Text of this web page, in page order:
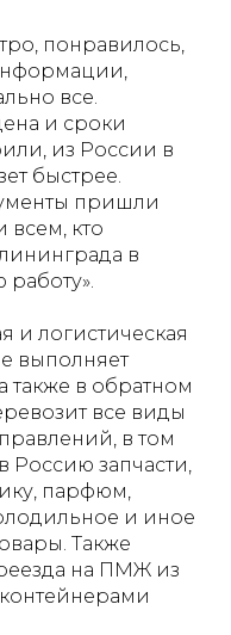
понравилось,
все.
и сроки
из России в
быстрее.
пришли
всем, кто
в
и логистическая
выполняет
также в обратном
все виды
в том
Россию запчасти,
парфюм,
и иное
Также
на ПМЖ из